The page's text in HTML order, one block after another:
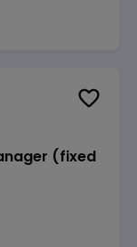
(fixed